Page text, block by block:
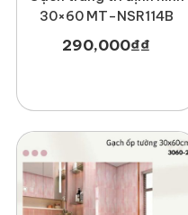
30×60 MT-NSR114B
290,000₫₫